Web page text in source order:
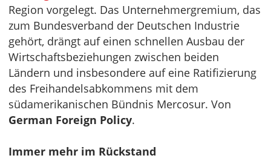
Region vorgelegt. Das Unternehmergremium, das
zum Bundesverband der Deutschen Industrie
gehört, drängt auf einen schnellen Ausbau der
Wirtschaftsbeziehungen zwischen beiden
Ländern und insbesondere auf eine Ratifizierung
des Freihandelsabkommens mit dem
südamerikanischen Bündnis Mercosur. Von
German Foreign Policy.
Immer mehr im Rückstand